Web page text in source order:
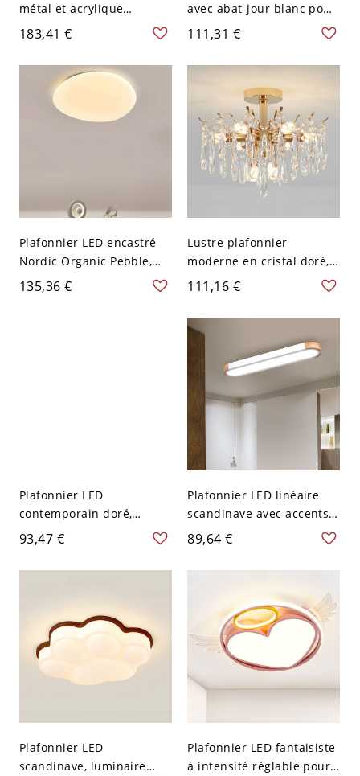
métal et acrylique
translucide à LED, 1
lumière - 110 V-120 V
40,64 cm
183,41 €
avec abat-jour blanc pour
usage domestique - Blanc
110 V-120 V 24,13 cm
Blanc
111,31 €
Plafonnier LED encastré
Nordic Organic Pebble,
luminaire extra-plat à
effet ciel étoilé - 110 V-
135,36 €
Lustre plafonnier
moderne en cristal doré,
plafonnier rond de luxe
avec prismes facettés -
110 V-120 V 41,91 cm
Géométrique
111,16 €
Plafonnier LED
contemporain doré,
luminaire minimaliste en
et salon - 110 V-120 V
93,47 €
Plafonnier LED linéaire
scandinave avec accents
en bois naturel, luminaire
pour couloir ou cuisine -
Gradation à trois niveaux
89,64 €
Plafonnier LED
scandinave, luminaire
Plafonnier LED fantaisiste
à intensité réglable pour